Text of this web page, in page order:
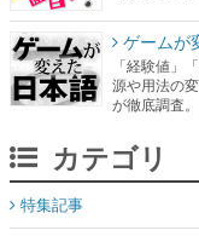
ゲームが
「経験値」
源や用法の
が徹底調査。
カテゴリ
特集記事